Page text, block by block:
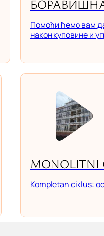
Помоћи ћемо вам
након куповине и
MONOLITNI
Kompletan ciklus: